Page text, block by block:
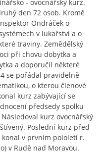
- ovocnářský kurz.
den 72 osob. Kromě
Ondráček o
v lukařství a o
traviny. Zemědělský
při chovu dobytka a
a doporučil některé
se pořádal pravidelně
o kterou členové
kurz zabývající se
předsedy spolku
kurz ovocnářský
Poslední kurz před
v prvním pololetí r.
v Rudě nad Moravou.